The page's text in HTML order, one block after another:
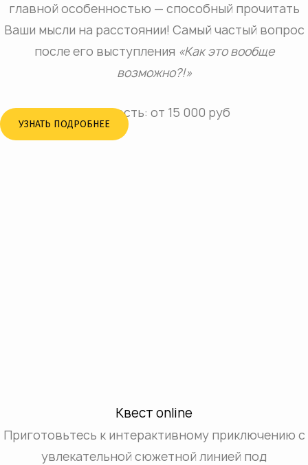
главной особенностью — способный прочитать
Ваши мысли на расстоянии! Самый частый вопрос
после его выступления «Как это вообще
возможно?!»
Стоимость: от 15 000 руб
УЗНАТЬ ПОДРОБНЕЕ
Квест online
Приготовьтесь к интерактивному приключению с
увлекательной сюжетной линией под